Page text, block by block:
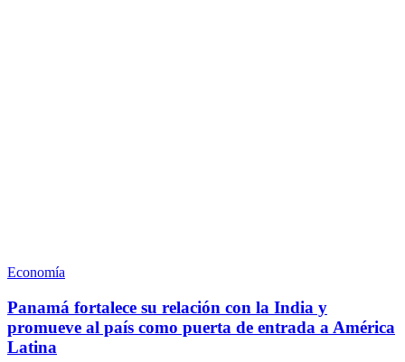
Economía
Panamá fortalece su relación con la India y
promueve al país como puerta de entrada a América
Latina